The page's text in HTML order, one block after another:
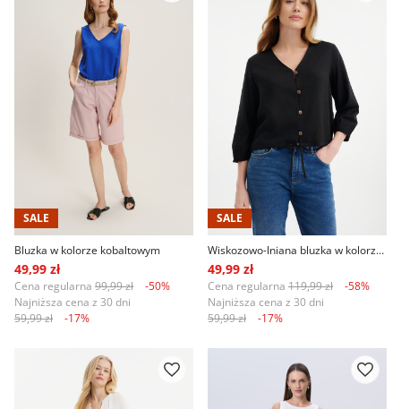
SALE
Bluzka w kolorze kobaltowym
49,99 zł
Cena regularna 99,99 zł
-50%
Najniższa cena z 30 dni
59,99 zł
-17%
SALE
Wiskozowo-lniana bluzka w kolorze czarnym
49,99 zł
Cena regularna 119,99 zł
-58%
Najniższa cena z 30 dni
59,99 zł
-17%